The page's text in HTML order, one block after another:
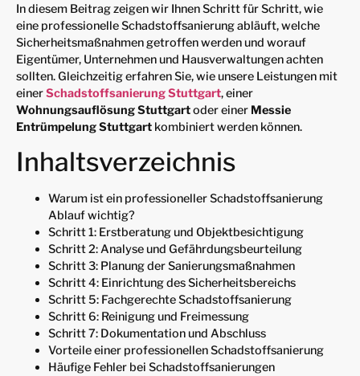
In diesem Beitrag zeigen wir Ihnen Schritt für Schritt, wie
eine professionelle Schadstoffsanierung abläuft, welche
Sicherheitsmaßnahmen getroffen werden und worauf
Eigentümer, Unternehmen und Hausverwaltungen achten
sollten. Gleichzeitig erfahren Sie, wie unsere Leistungen mit
einerSchadstoffsanierung Stuttgart, einer
Wohnungsauflösung Stuttgartoder einer Messie
Entrümpelung Stuttgart kombiniert werden können.
Inhaltsverzeichnis
Warum ist ein professioneller Schadstoffsanierung
Ablauf wichtig?
Schritt 1: Erstberatung und Objektbesichtigung
Schritt 2: Analyse und Gefährdungsbeurteilung
Schritt 3: Planung der Sanierungsmaßnahmen
Schritt 4: Einrichtung des Sicherheitsbereichs
Schritt 5: Fachgerechte Schadstoffsanierung
Schritt 6: Reinigung und Freimessung
Schritt 7: Dokumentation und Abschluss
Vorteile einer professionellen Schadstoffsanierung
Häufige Fehler bei Schadstoffsanierungen